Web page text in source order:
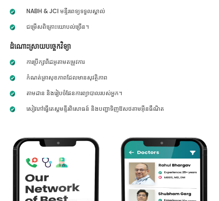
NABH & JCI មន្ទីរពេទ្យទទួលស្គាល់
ជម្រើសពិគ្រោះយោបល់ច្រើន។
ដំណោះស្រាយបច្ចេកវិទ្យា
ការប្រឹក្សាវីដេអូតាមតម្រូវការ
កំណត់ត្រាសុខភាពដែលមានសុវត្ថិភាព
តាមដាន និងរៀបចំផែនការព្យាបាលរបស់អ្នក។
សៀវភៅធ្វើតេស្តមន្ទីរពិសោធន៍ និងបញ្ជាទិញឱសថតាមអ៊ីនធឺណិត